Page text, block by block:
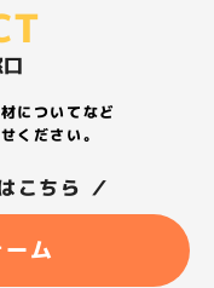
についてなど
ください。
こちら ／
ム